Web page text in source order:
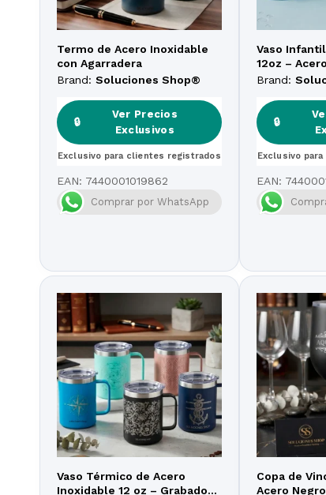
Termo de Acero Inoxidable
con Agarradera
Brand: Soluciones Shop®
🔒
Ver Precios
Exclusivos
Exclusivo para clientes registrados
EAN: 7440001019862
Comprar por WhatsApp
Vaso
12oz –
Brand:
🔒
Exclusivo
EAN:
Vaso Térmico de Acero
Inoxidable 12 oz – Grabado
Copa de
Acero